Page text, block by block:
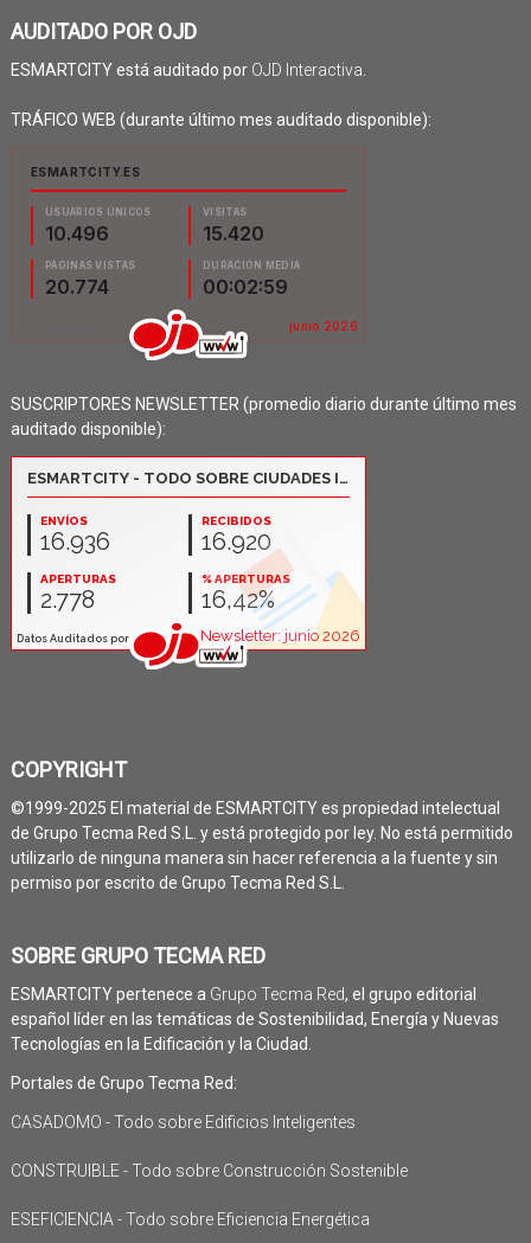
AUDITADO POR OJD
ESMARTCITY está auditado por OJD Interactiva.
TRÁFICO WEB (durante último mes auditado disponible):
SUSCRIPTORES NEWSLETTER (promedio diario durante último mes
auditado disponible):
COPYRIGHT
©1999-2025 El material de ESMARTCITY es propiedad intelectual
de Grupo Tecma Red S.L. y está protegido por ley. No está permitido
utilizarlo de ninguna manera sin hacer referencia a la fuente y sin
permiso por escrito de Grupo Tecma Red S.L.
SOBRE GRUPO TECMA RED
ESMARTCITY pertenece a Grupo Tecma Red, el grupo editorial
español líder en las temáticas de Sostenibilidad, Energía y Nuevas
Tecnologías en la Edificación y la Ciudad.
Portales de Grupo Tecma Red:
CASADOMO - Todo sobre Edificios Inteligentes
CONSTRUIBLE - Todo sobre Construcción Sostenible
ESEFICIENCIA - Todo sobre Eficiencia Energética